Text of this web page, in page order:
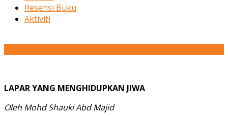
Resensi Buku
Aktiviti
LAPAR YANG MENGHIDUPKAN JIWA
Oleh Mohd Shauki Abd Majid